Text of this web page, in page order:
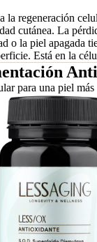
la regeneración
cutánea. La
o la piel apagada
Está en la
para una piel